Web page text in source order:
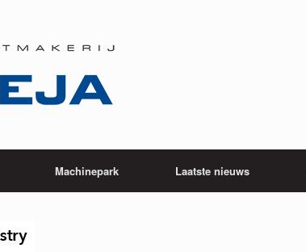
Machinepark Laatste nieuws